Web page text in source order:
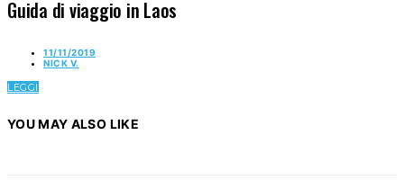
Guida di viaggio in Laos
11/11/2019
NICK V.
LEGGI
YOU MAY ALSO LIKE